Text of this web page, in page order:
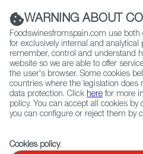
Contact FWS Worldwide
Home Upcoming Events Shops
WARNING ABOUT
Foodswinesfromspain.com use
for exclusively internal and analytical
remember, control and understand
website so we are able to offer
the user's browser. Some cookies
countries where the legislation does
data protection. Click here for more
policy. You can accept all cookies
you can configure or reject them by
Cookies policy.